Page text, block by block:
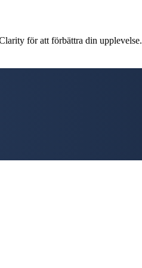
för att förbättra din upplevelse.